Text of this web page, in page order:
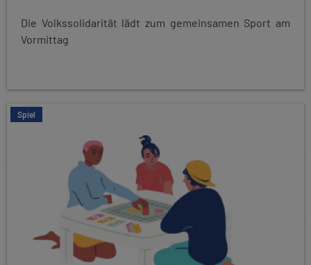
Die Volkssolidarität lädt zum gemeinsamen Sport am
Vormittag
Spiel